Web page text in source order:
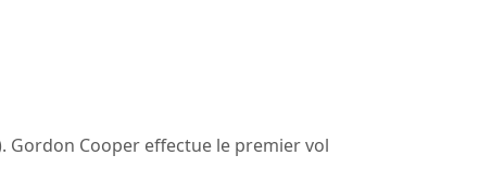
Gordon Cooper effectue le premier vol